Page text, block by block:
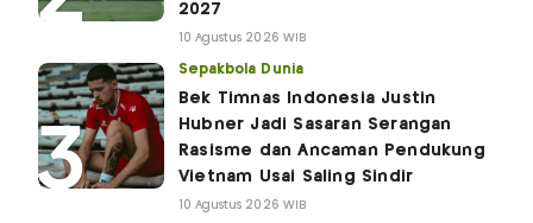
2027
10 Agustus 2026 WIB
Sepakbola Dunia
Bek Timnas Indonesia Justin
Hubner Jadi Sasaran Serangan
Rasisme dan Ancaman Pendukung
Vietnam Usai Saling Sindir
10 Agustus 2026 WIB